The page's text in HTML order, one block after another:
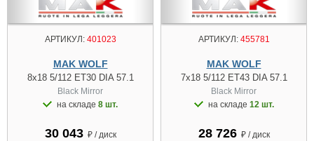
АРТИКУЛ:401023
MAK WOLF
8x18 5/112 ET30 DIA 57.1
Black Mirror
на складе 8 шт.
30 043 ₽ / диск
АРТИКУЛ:455781
MAK WOLF
7x18 5/112 ET43 DIA 57.1
Black Mirror
на складе 12 шт.
28 726 ₽ / диск